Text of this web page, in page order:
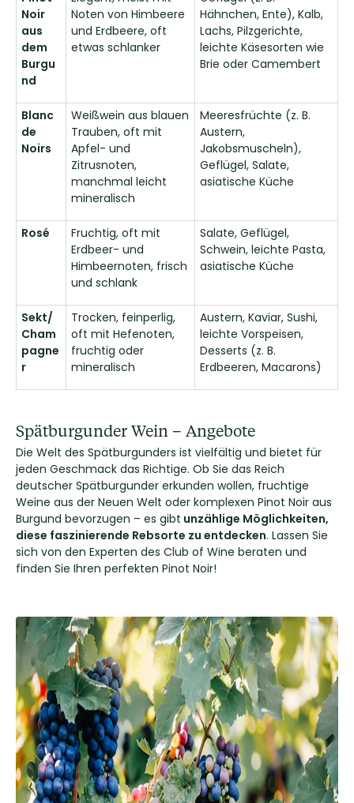
Noir
aus
dem
Burgu
nd
Noten von Himbeere
und Erdbeere, oft
etwas schlanker
Hähnchen, Ente), Kalb,
Lachs, Pilzgerichte,
leichte Käsesorten wie
Brie oder Camembert
Blanc
de
Noirs
Weißwein aus blauen
Trauben, oft mit
Apfel- und
Zitrusnoten,
manchmal leicht
mineralisch
Meeresfrüchte (z. B.
Austern,
Jakobsmuscheln),
Geflügel, Salate,
asiatische Küche
Rosé
Fruchtig, oft mit
Erdbeer- und
Himbeernoten, frisch
und schlank
Salate, Geflügel,
Schwein, leichte Pasta,
asiatische Küche
Sekt/
Cham
pagne
r
Trocken, feinperlig,
oft mit Hefenoten,
fruchtig oder
mineralisch
Austern, Kaviar, Sushi,
leichte Vorspeisen,
Desserts (z. B.
Erdbeeren, Macarons)
Spätburgunder Wein – Angebote
Die Welt des Spätburgunders ist vielfältig und bietet für
jeden Geschmack das Richtige. Ob Sie das Reich
deutscher Spätburgunder erkunden wollen, fruchtige
Weine aus der Neuen Welt oder komplexen Pinot Noir aus
Burgund bevorzugen – es gibt unzählige Möglichkeiten,
diese faszinierende Rebsorte zu entdecken. Lassen Sie
sich von den Experten des Club of Wine beraten und
finden Sie Ihren perfekten Pinot Noir!